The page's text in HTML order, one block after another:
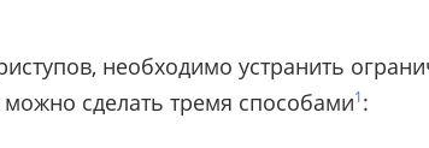
необходимо устранить
сделать тремя способами1: